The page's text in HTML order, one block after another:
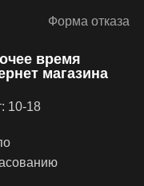
Форма отказа
время
магазина
10-18